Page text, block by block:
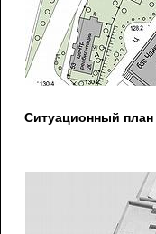
Ситуационный план